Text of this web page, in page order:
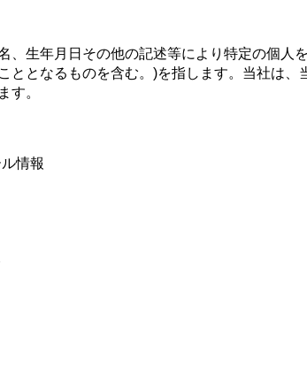
生年月日その他の記述等により特定の個人
となるものを含む。)を指します。当社は
す。
情報